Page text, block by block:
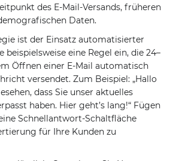
des E-Mail-Versands, früheren
Daten.
ist der Einsatz automatisierter
beispielsweise eine Regel ein, die 24–
Öffnen einer E-Mail automatisch
versendet. Zum Beispiel: „Hallo
dass Sie unser aktuelles
haben. Hier geht’s lang!“ Fügen
Schnellantwort-Schaltfläche
für Ihre Kunden zu